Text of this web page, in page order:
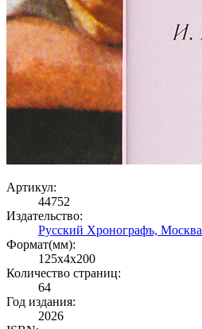
Артикул:
44752
Издательство:
Русский Хронографъ, Москва
Формат(мм):
125x4x200
Количество страниц:
64
Год издания:
2026